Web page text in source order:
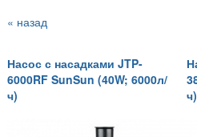
« назад
Насос с насадками JTP-
6000RF SunSun (40W; 6000л/
ч)
ч)